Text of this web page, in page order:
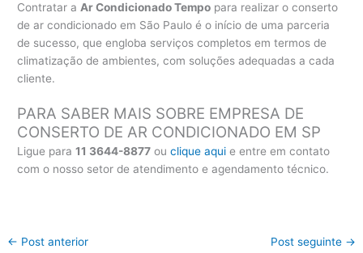
Contratar a Ar Condicionado Tempo para realizar o conserto
de ar condicionado em São Paulo é o início de uma parceria
de sucesso, que engloba serviços completos em termos de
climatização de ambientes, com soluções adequadas a cada
cliente.
PARA SABER MAIS SOBRE EMPRESA DE
CONSERTO DE AR CONDICIONADO EM SP
Ligue para11 3644-8877 ouclique aqui e entre em contato
com o nosso setor de atendimento e agendamento técnico.
← Post anterior Post seguinte →